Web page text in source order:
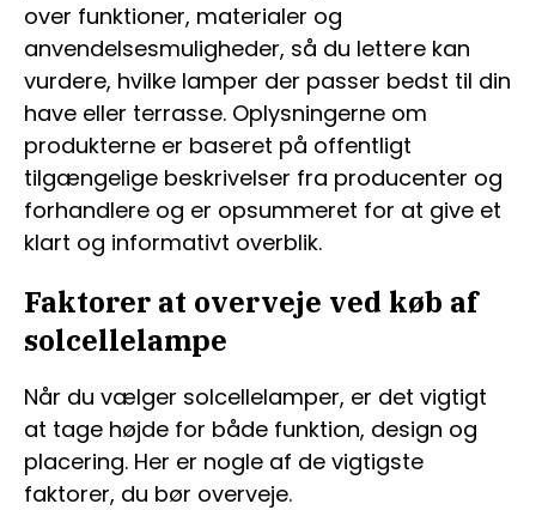
over funktioner, materialer og
anvendelsesmuligheder, så du lettere kan
vurdere, hvilke lamper der passer bedst til din
have eller terrasse. Oplysningerne om
produkterne er baseret på offentligt
tilgængelige beskrivelser fra producenter og
forhandlere og er opsummeret for at give et
klart og informativt overblik.
Faktorer at overveje ved køb af
solcellelampe
Når du vælger solcellelamper, er det vigtigt
at tage højde for både funktion, design og
placering. Her er nogle af de vigtigste
faktorer, du bør overveje.